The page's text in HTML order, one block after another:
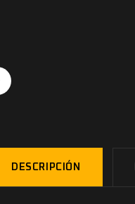
DESCRIPCIÓN